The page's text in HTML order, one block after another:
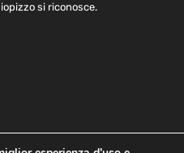
si riconosce.